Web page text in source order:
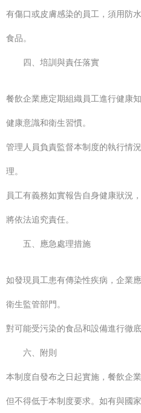
有傷口或皮膚感染的員工，須用防
食品。
四、培訓與責任落實
餐飲企業應定期組織員工進行健康
健康意識和衛生習慣。
管理人員負責監督本制度的執行情
理。
員工有義務如實報告自身健康狀況
將依法追究責任。
五、應急處理措施
如發現員工患有傳染性疾病，企業
衛生監管部門。
對可能受污染的食品和設備進行徹
六、附則
本制度自發布之日起實施，餐飲企
但不得低于本制度要求。如有與國